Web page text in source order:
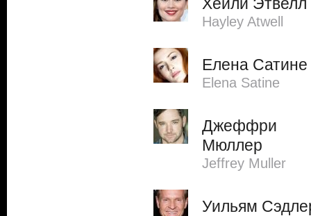
Hayley Atwell
Елена Сатине
Elena Satine
Джеффри
Мюллер
Jeffrey Muller
Уильям